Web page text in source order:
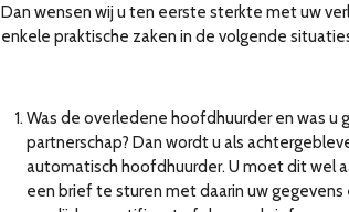
Dan wensen wij u ten eerste sterkte met uw
enkele praktische zaken in de volgende
Was de overledene hoofdhuurder en was u
partnerschap? Dan wordt u als
automatisch hoofdhuurder. U moet dit wel
een brief te sturen met daarin uw